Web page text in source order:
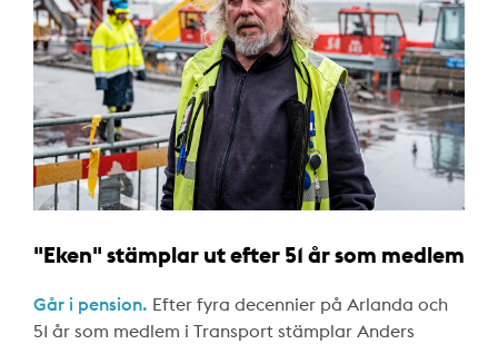
"Eken" stämplar ut efter 51 år som medlem
Går i pension. Efter fyra decennier på Arlanda och
51 år som medlem i Transport stämplar Anders